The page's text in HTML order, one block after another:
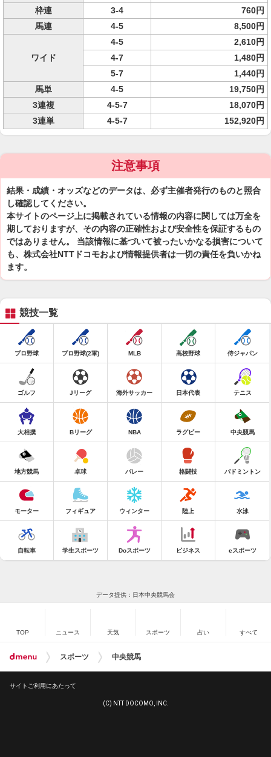
枠連
3-4
760円
馬連
4-5 8,500円
ワイド
4-5
2,610円
4-7
1,480円
5-7
1,440円
馬単
4-5
19,750円
3連複
4-5-7
18,070円
3連単
4-5-7 152,920円
注意事項
結果・成績・オッズなどのデータは、必ず主催者発行のものと照合
し確認してください。
本サイトのページ上に掲載されている情報の内容に関しては万全を
期しておりますが、その内容の正確性および安全性を保証するもの
ではありません。 当該情報に基づいて被ったいかなる損害について
も、株式会社NTTドコモおよび情報提供者は一切の責任を負いかね
ます。
競技一覧
プロ野球 プロ野球(2軍) MLB 高校野球 侍ジャパン
ゴルフ Jリーグ 海外サッカー 日本代表 テニス
大相撲 Bリーグ NBA ラグビー 中央競馬
地方競馬 卓球 バレー 格闘技 バドミントン
モーター フィギュア ウィンター 陸上 水泳
自転車 学生スポーツ Doスポーツ ビジネス eスポーツ
データ提供：日本中央競馬会
TOP ニュース 天気 スポーツ 占い すべて
スポーツ 中央競馬
サイトご利用にあたって
(C) NTT DOCOMO, INC.